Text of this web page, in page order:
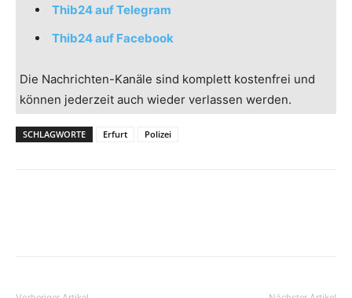
Thib24 auf Telegram
Thib24 auf Facebook
Die Nachrichten-Kanäle sind komplett kostenfrei und
können jederzeit auch wieder verlassen werden.
SCHLAGWORTE Erfurt Polizei